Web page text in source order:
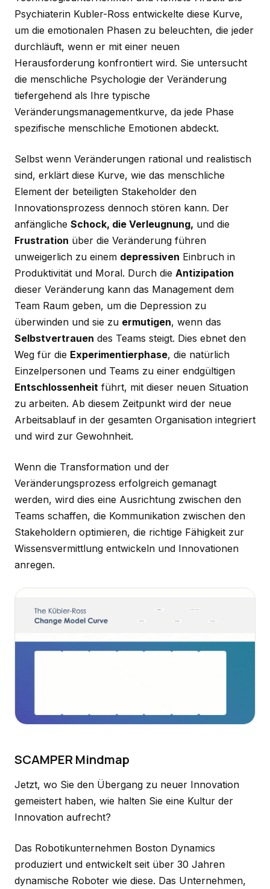
Psychiaterin Kubler-Ross entwickelte diese Kurve,
um die emotionalen Phasen zu beleuchten, die jeder
durchläuft, wenn er mit einer neuen
Herausforderung konfrontiert wird. Sie untersucht
die menschliche Psychologie der Veränderung
tiefergehend als Ihre typische
Veränderungsmanagementkurve, da jede Phase
spezifische menschliche Emotionen abdeckt.
Selbst wenn Veränderungen rational und realistisch
sind, erklärt diese Kurve, wie das menschliche
Element der beteiligten Stakeholder den
Innovationsprozess dennoch stören kann. Der
anfängliche Schock, die Verleugnung, und die
Frustration über die Veränderung führen
unweigerlich zu einem depressiven Einbruch in
Produktivität und Moral. Durch die Antizipation
dieser Veränderung kann das Management dem
Team Raum geben, um die Depression zu
überwinden und sie zu ermutigen, wenn das
Selbstvertrauen des Teams steigt. Dies ebnet den
Weg für die Experimentierphase, die natürlich
Einzelpersonen und Teams zu einer endgültigen
Entschlossenheit führt, mit dieser neuen Situation
zu arbeiten. Ab diesem Zeitpunkt wird der neue
Arbeitsablauf in der gesamten Organisation integriert
und wird zur Gewohnheit.
Wenn die Transformation und der
Veränderungsprozess erfolgreich gemanagt
werden, wird dies eine Ausrichtung zwischen den
Teams schaffen, die Kommunikation zwischen den
Stakeholdern optimieren, die richtige Fähigkeit zur
Wissensvermittlung entwickeln und Innovationen
anregen.
SCAMPER Mindmap
Jetzt, wo Sie den Übergang zu neuer Innovation
gemeistert haben, wie halten Sie eine Kultur der
Innovation aufrecht?
Das Robotikunternehmen Boston Dynamics
produziert und entwickelt seit über 30 Jahren
dynamische Roboter wie diese. Das Unternehmen,